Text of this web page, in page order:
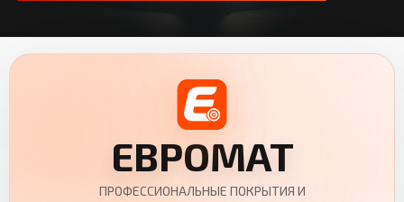
ЕВРОМАТ
ПРОФЕССИОНАЛЬНЫЕ ПОКРЫТИЯ И